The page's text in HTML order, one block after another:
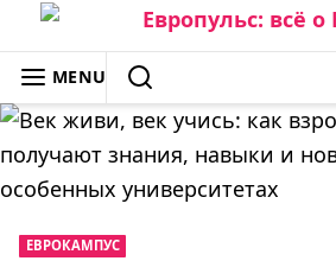
Skip
to
content
ЕВРОПУЛЬС: ВСЁ О ЕВРОПЕ
MENU
SEARCH
ЕВРОКАМПУС